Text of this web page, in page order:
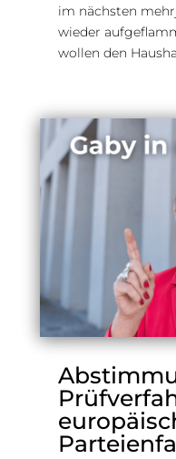
im nächsten
wieder
wollen den